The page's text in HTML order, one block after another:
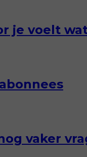
je voelt
vaker